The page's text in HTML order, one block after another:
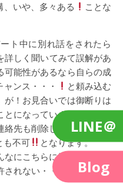
LINE＠
Blog
いや、多々ある
ことな
ト中に別れ話をされたら
詳しく聞いてみて誤解があ
可能性があるなら自らの成
ンス・・・
と頼み込む
が！お見合いでは御断りは
とになっています、そして
絡先も削除しなきゃいけま
も不可
となります。
にこちらに気持ちがあろ
れない・・のです。。。